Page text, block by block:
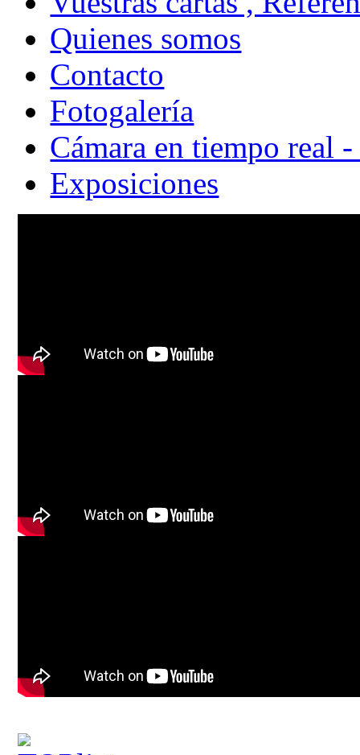
Quienes somos
Contacto
Fotogalería
Cámara en tiempo real
Exposiciones